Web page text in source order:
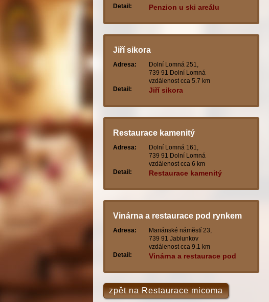
Detail:
Penzion u ski areálu
Jiří sikora
Adresa:
Dolní Lomná 251,
739 91 Dolní Lomná
vzdálenost cca 5.7 km
Detail:
Jiří sikora
Restaurace kamenitý
Adresa:
Dolní Lomná 161,
739 91 Dolní Lomná
vzdálenost cca 6 km
Detail:
Restaurace kamenitý
Vinárna a restaurace pod rynkem
Adresa:
Mariánské náměstí 23,
739 91 Jablunkov
vzdálenost cca 9.1 km
Detail:
Vinárna a restaurace pod
zpět na Restaurace micoma